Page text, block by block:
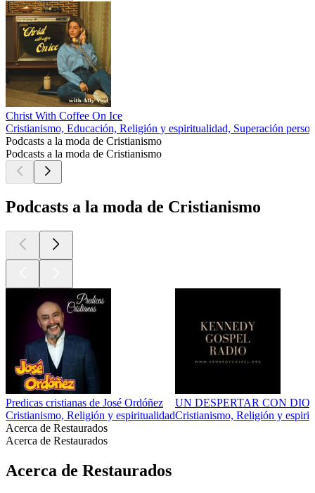
Christ With Coffee On Ice
Cristianismo, Educación, Religión y espiritualidad, Superación
Podcasts a la moda de Cristianismo
Podcasts a la moda de Cristianismo
Podcasts a la moda de Cristianismo
Predicas cristianas de José Ordóñez
Cristianismo, Religión y espiritualidad
UN DESPERTAR CON
Cristianismo, Religión y
Acerca de Restaurados
Acerca de Restaurados
Acerca de Restaurados